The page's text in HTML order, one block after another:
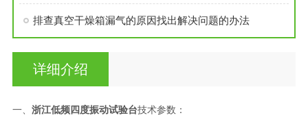
排查真空干燥箱漏气的原因找出解决问题的办法
详细介绍
一、 浙江低频四度振动试验台技术参数：